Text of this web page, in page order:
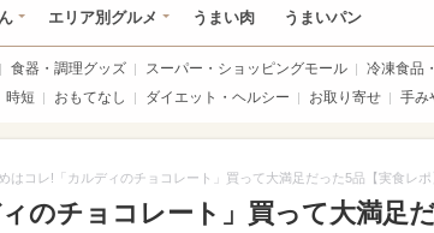
エリア別グルメ うまい肉 うまいパン
食器・調理グッズ スーパー・ショッピングモール 冷凍食品
時短 おもてなし ダイエット・ヘルシー お取り寄せ 手み
はコレ!「カルディのチョコレート」買って大満足だった5品【実食レポ
のチョコレート」買って大満足